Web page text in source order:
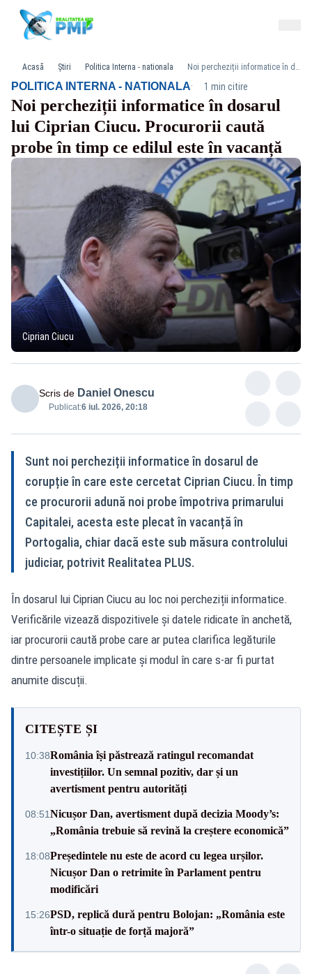
Acasă Știri Politica Interna - nationala Noi percheziții informatice în dosarul lui Ciprian Ciucu. Procurorii caută probe în timp ce edilul este în vacanță
POLITICA INTERNA - NATIONALA· 1 min citire
Noi percheziții informatice în dosarul
lui Ciprian Ciucu. Procurorii caută
probe în timp ce edilul este în vacanță
Ciprian Ciucu
Scris de Daniel Onescu
Publicat:6 iul. 2026, 20:18
Sunt noi percheziții informatice în dosarul de
corupție în care este cercetat Ciprian Ciucu. În timp
ce procurorii adună noi probe împotriva primarului
Capitalei, acesta este plecat în vacanță în
Portogalia, chiar dacă este sub măsura controlului
judiciar, potrivit Realitatea PLUS.
În dosarul lui Ciprian Ciucu au loc noi percheziții informatice.
Verificările vizează dispozitivele și datele ridicate în anchetă,
iar procurorii caută probe care ar putea clarifica legăturile
dintre persoanele implicate și modul în care s-ar fi purtat
anumite discuții.
CITEȘTE ȘI
10:38România își păstrează ratingul recomandat
investițiilor. Un semnal pozitiv, dar și un
avertisment pentru autorități
08:51Nicușor Dan, avertisment după decizia Moody’s:
„România trebuie să revină la creștere economică”
18:08Președintele nu este de acord cu legea urșilor.
Nicușor Dan o retrimite în Parlament pentru
modificări
15:26PSD, replică dură pentru Bolojan: „România este
într-o situație de forță majoră”